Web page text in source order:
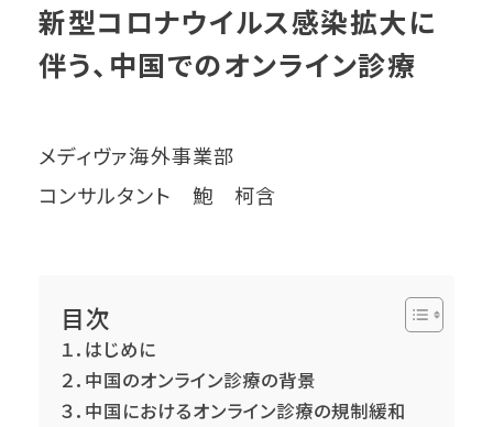
新型コロナウイルス感染拡大に
伴う、中国でのオンライン診療
メディヴァ海外事業部
コンサルタント 鮑 柯含
目次
１．はじめに
２．中国のオンライン診療の背景
３．中国におけるオンライン診療の規制緩和